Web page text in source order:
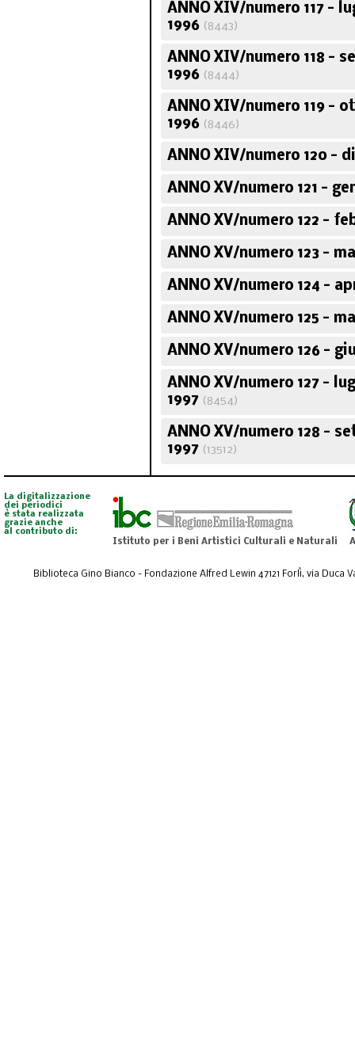
ANNO XIV/numero 117 -
1996 (8443)
ANNO XIV/numero 118 -
1996 (8444)
ANNO XIV/numero 119 -
1996 (8446)
ANNO XIV/numero 120 -
ANNO XV/numero 121 -
ANNO XV/numero 122 -
ANNO XV/numero 123 -
ANNO XV/numero 124 -
ANNO XV/numero 125 -
ANNO XV/numero 126 -
ANNO XV/numero 127 -
1997 (8454)
ANNO XV/numero 128 -
1997 (13512)
La digitalizzazione
dei periodici
è stata realizzata
grazie anche
al contributo di:
Istituto per i Beni Artistici Culturali e Naturali
Biblioteca Gino Bianco - Fondazione Alfred Lewin 47121 Forlì, via Duca